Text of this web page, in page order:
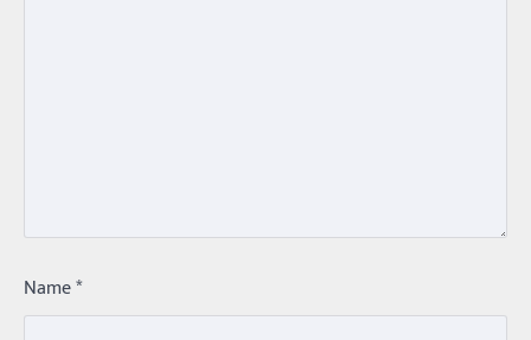
Name*
Balachander 22/05/2026